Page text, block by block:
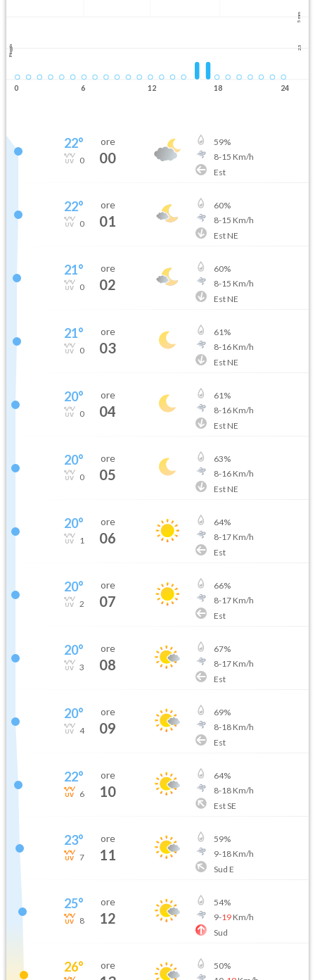
5 mm
2.5
Pioggia
0 6 12 18 24
22°
0
ore
00
59%
8-15 Km/h
Est
22°
0
ore
01
60%
8-15 Km/h
Est NE
21°
0
ore
02
60%
8-15 Km/h
Est NE
21°
0
ore
03
61%
8-16Km/h
Est NE
20°
0
ore
04
61%
8-16Km/h
Est NE
20°
0
ore
05
63%
8-16Km/h
Est NE
20°
1
ore
06
64%
8-17Km/h
Est
20°
2
ore
07
66%
8-17Km/h
Est
20°
3
ore
08
67%
8-17Km/h
Est
20°
4
ore
09
69%
8-18Km/h
Est
22°
6
ore
10
64%
8-18Km/h
Est SE
23°
7
ore
11
59%
9-18Km/h
Sud E
25°
8
ore
12
54%
9-19Km/h
Sud
26° ore 50%